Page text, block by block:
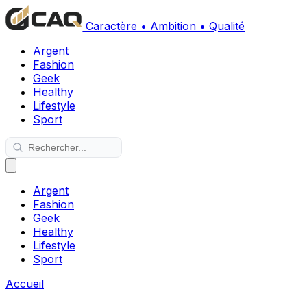
Caractère • Ambition • Qualité
Argent
Fashion
Geek
Healthy
Lifestyle
Sport
Argent
Fashion
Geek
Healthy
Lifestyle
Sport
Accueil